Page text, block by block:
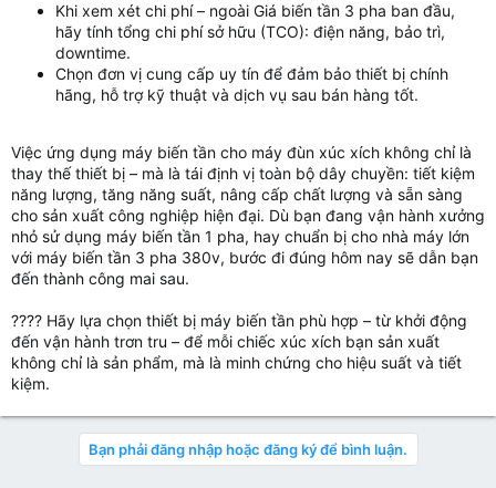
Khi xem xét chi phí – ngoài Giá biến tần 3 pha ban đầu,
hãy tính tổng chi phí sở hữu (TCO): điện năng, bảo trì,
downtime.
Chọn đơn vị cung cấp uy tín để đảm bảo thiết bị chính
hãng, hỗ trợ kỹ thuật và dịch vụ sau bán hàng tốt.
Việc ứng dụng máy biến tần cho máy đùn xúc xích không chỉ là
thay thế thiết bị – mà là tái định vị toàn bộ dây chuyền: tiết kiệm
năng lượng, tăng năng suất, nâng cấp chất lượng và sẵn sàng
cho sản xuất công nghiệp hiện đại. Dù bạn đang vận hành xưởng
nhỏ sử dụng máy biến tần 1 pha, hay chuẩn bị cho nhà máy lớn
với máy biến tần 3 pha 380v, bước đi đúng hôm nay sẽ dẫn bạn
đến thành công mai sau.
???? Hãy lựa chọn thiết bị máy biến tần phù hợp – từ khởi động
đến vận hành trơn tru – để mỗi chiếc xúc xích bạn sản xuất
không chỉ là sản phẩm, mà là minh chứng cho hiệu suất và tiết
kiệm.
Bạn phải đăng nhập hoặc đăng ký để bình luận.